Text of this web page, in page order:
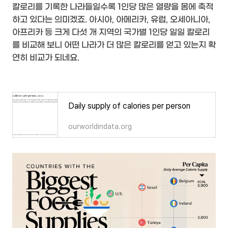
칼로리를 기록한 나라들일수록 1인당 많은 열량을 몸에 축적
하고 있다는 의미겠죠. 아시아, 아메리카, 유럽, 오세아니아,
아프리카 등 크게 다섯 개 지역의 국가별 1인당 일일 칼로리
를 비교해 보니 어떤 나라가 더 많은 칼로리를 얻고 있는지 확
연히 비교가 되네요.
Daily supply of calories per person
ourworldindata.org